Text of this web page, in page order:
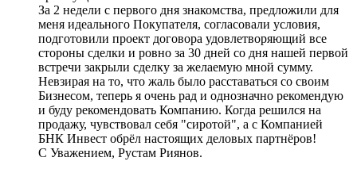
За 2 недели с первого дня знакомства, предложили для
меня идеального Покупателя, согласовали условия,
подготовили проект договора удовлетворяющий все
стороны сделки и ровно за 30 дней со дня нашей первой
встречи закрыли сделку за желаемую мной сумму.
Невзирая на то, что жаль было расставаться со своим
Бизнесом, теперь я очень рад и однозначно рекомендую
и буду рекомендовать Компанию. Когда решился на
продажу, чувствовал себя "сиротой", а с Компанией
БНК Инвест обрёл настоящих деловых партнёров!
С Уважением, Рустам Риянов.